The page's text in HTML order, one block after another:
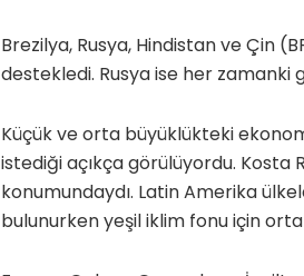
Brezilya, Rusya, Hindistan ve Çin
destekledi. Rusya ise her zamanki
Küçük ve orta büyüklükteki
istediği açıkça görülüyordu. Kosta
konumundaydı. Latin Amerika
bulunurken yeşil iklim fonu için